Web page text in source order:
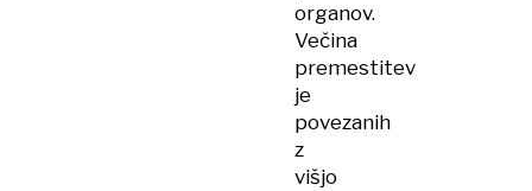
organov.
Večina
premestitev
je
povezanih
z
višjo